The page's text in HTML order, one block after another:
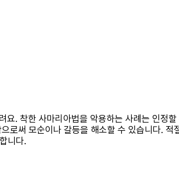
요. 착한 사마리아법을 악용하는 사례는 인
로써 모순이나 갈등을 해소할 수 있습니다.
니다.